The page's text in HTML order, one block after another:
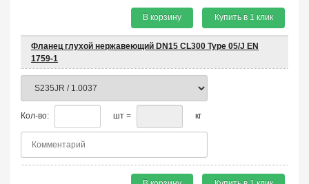
В корзину Купить в 1 клик
Фланец глухой нержавеющий DN15 CL300 Type 05/J EN
1759-1
Кол-во: шт = кг